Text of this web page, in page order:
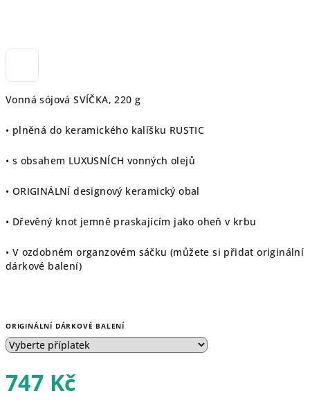
Vonná sójová SVÍČKA, 220 g
• plněná do keramického kalíšku RUSTIC
• s obsahem LUXUSNÍCH vonných olejů
• ORIGINÁLNÍ designový keramický obal
• Dřevěný knot jemně praskajícím jako oheň v krbu
• V ozdobném organzovém sáčku (můžete si přidat originální
dárkové balení)
ORIGINÁLNÍ DÁRKOVÉ BALENÍ
747 Kč